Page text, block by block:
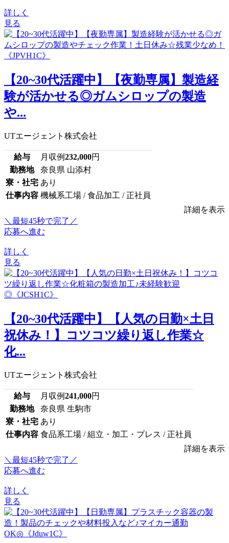
詳しく
見る
【20~30代活躍中】【夜勤専属】製造経
験が活かせる◎ガムシロップの製造
や...
UTエージェント株式会社
給与 月収例232,000円
勤務地
奈良県 山添村
寮・社宅 あり
仕事内容 機械系工場 / 食品加工 / 正社員
詳細を表示
＼最短45秒で完了／
応募へ進む
詳しく
見る
【20~30代活躍中】【人気の日勤×土日
祝休み！】コツコツ繰り返し作業☆
化...
UTエージェント株式会社
給与 月収例241,000円
勤務地
奈良県 生駒市
寮・社宅 あり
仕事内容 食品系工場 / 組立・加工・プレス / 正社員
詳細を表示
＼最短45秒で完了／
応募へ進む
詳しく
見る